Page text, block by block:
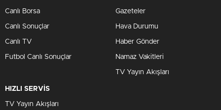
Canlı Borsa
Canlı Sonuçlar
Canlı TV
Futbol Canlı Sonuçlar
Gazeteler
Hava Durumu
Haber Gönder
Namaz Vakitleri
TV Yayın Akışları
HIZLI SERVİS
TV Yayın Akışları